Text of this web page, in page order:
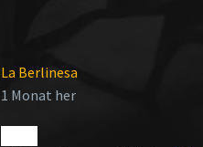
La Berlinesa
1 Monat her